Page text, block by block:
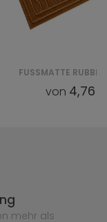
von 4,76
mehr als